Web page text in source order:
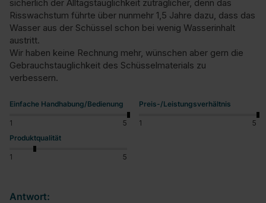
sicherlich der Alltagstauglichkeit zuträglicher, denn das
Risswachstum führte über nunmehr 1,5 Jahre dazu, dass das
Wasser aus der Schüssel schon bei wenig Wasserinhalt
austritt.
Wir haben keine Rechnung mehr, wünschen aber gern die
Gebrauchstauglichkeit des Schüsselmaterials zu
verbessern.
Einfache Handhabung/Bedienung
1 5
Preis-/Leistungsverhältnis
1
5
Produktqualität
1 5
Antwort: